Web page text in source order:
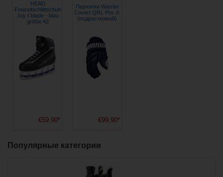
HEAD
Freizeitschlittschuh
Joy t´blade - blau
größe 42
€59,90*
Перчатки Warrior
Covert QRL Pro Jr
(подростковый)
€99,90*
Популярные категории